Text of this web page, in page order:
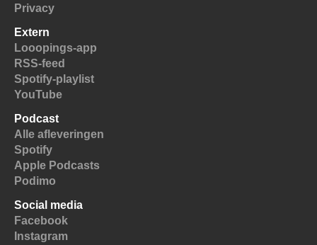
Privacy
Extern
Looopings-app
RSS-feed
Spotify-playlist
YouTube
Podcast
Alle afleveringen
Spotify
Apple Podcasts
Podimo
Social media
Facebook
Instagram